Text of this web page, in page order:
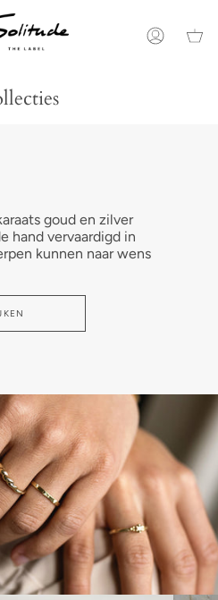
Account
goud en zilver
hand vervaardigd in
kunnen naar wens